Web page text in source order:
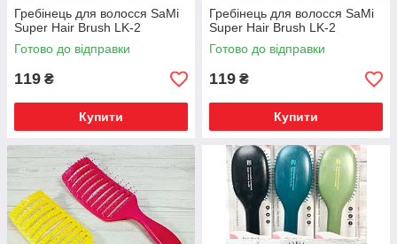
Гребінець для волосся SaMi
Super Hair Brush LK-2
Готово до відправки
119 ₴
Купити
Гребінець для волосся SaMi
Super Hair Brush LK-2
Готово до відправки
119 ₴
Купити